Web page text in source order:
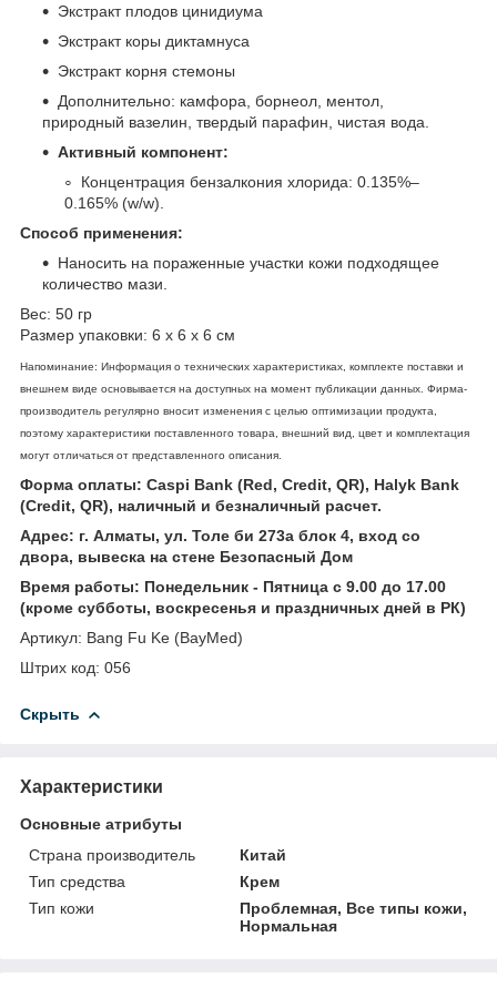
Экстракт плодов цинидиума
Экстракт коры диктамнуса
Экстракт корня стемоны
Дополнительно: камфора, борнеол, ментол,
природный вазелин, твердый парафин, чистая вода.
Активный компонент:
Концентрация бензалкония хлорида: 0.135%–
0.165% (w/w).
Способ применения:
Наносить на пораженные участки кожи подходящее
количество мази.
Вес: 50 гр
Размер упаковки: 6 х 6 х 6 см
Напоминание: Информация о технических характеристиках, комплекте поставки и
внешнем виде основывается на доступных на момент публикации данных. Фирма-
производитель регулярно вносит изменения с целью оптимизации продукта,
поэтому характеристики поставленного товара, внешний вид, цвет и комплектация
могут отличаться от представленного описания.
Форма оплаты: Caspi Bank (Red, Credit, QR), Halyk Bank
(Credit, QR), наличный и безналичный расчет.
Адрес: г. Алматы, ул. Толе би 273а блок 4, вход со
двора, вывеска на стене Безопасный Дом
Время работы: Понедельник - Пятница с 9.00 до 17.00
(кроме субботы, воскресенья и праздничных дней в РК)
Артикул: Bang Fu Ke (BayMed)
Штрих код: 056
Скрыть
Характеристики
Основные атрибуты
Страна производитель
Китай
Тип средства
Крем
Тип кожи
Проблемная, Все типы кожи,
Нормальная